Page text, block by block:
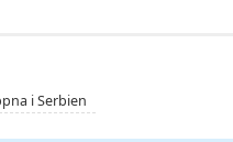
i Serbien